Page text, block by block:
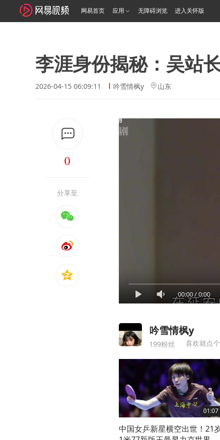
网易首页 应用 无障碍浏览 进入关怀版
李涯身份揭秘：吴站
2026-04-15 06:09:11 吟雪情枫y 山东
0
分享至
00:00/0:00
吟雪情枫y
199粉丝 喜欢就点
01:07
中国女乒新星横空出世！21